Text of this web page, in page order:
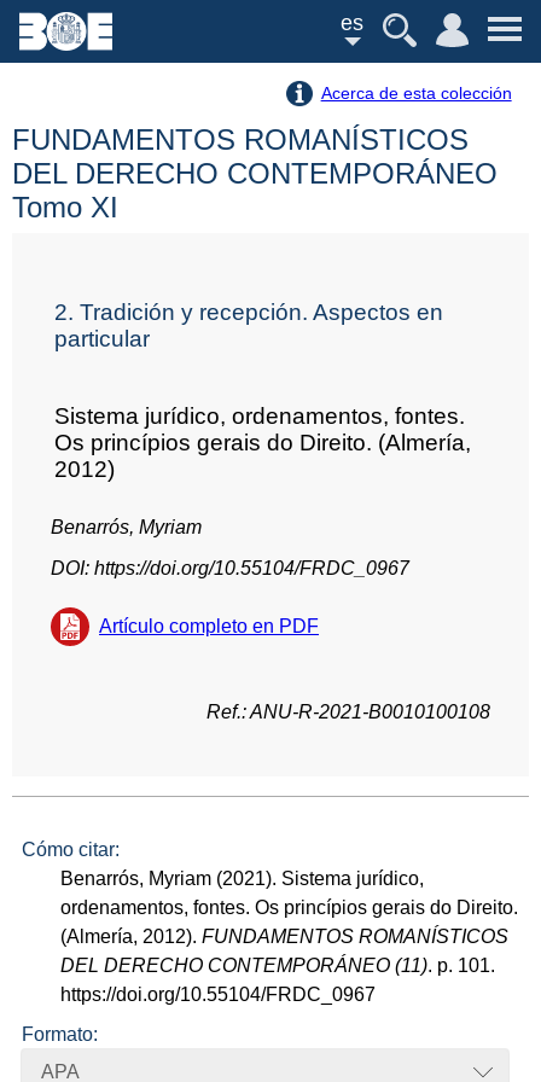
es
Acerca de esta colección
FUNDAMENTOS ROMANÍSTICOS
DEL DERECHO CONTEMPORÁNEO
Tomo XI
2. Tradición y recepción. Aspectos en
particular
Sistema jurídico, ordenamentos, fontes.
Os princípios gerais do Direito. (Almería,
2012)
Benarrós, Myriam
DOI: https://doi.org/10.55104/FRDC_0967
Artículo completo en PDF
Ref.: ANU-R-2021-B0010100108
Cómo citar:
Benarrós, Myriam (2021). Sistema jurídico,
ordenamentos, fontes. Os princípios gerais do Direito.
(Almería, 2012).FUNDAMENTOS ROMANÍSTICOS
DEL DERECHO CONTEMPORÁNEO (11). p. 101.
https://doi.org/10.55104/FRDC_0967
Formato:
APA